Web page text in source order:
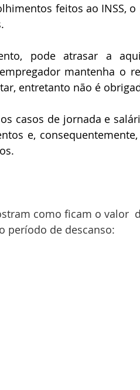
feitos ao INSS,
pode atrasar a
mantenha o
entretanto não é
casos de jornada e
e,
como ficam o valor
período de descanso: